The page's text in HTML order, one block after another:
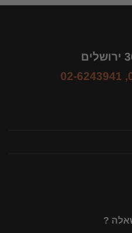
,
02-6243941
?